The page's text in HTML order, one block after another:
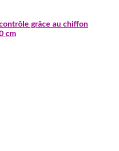
grâce au chiffon
cm